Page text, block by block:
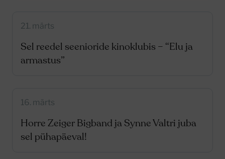
21. märts
Sel reedel seenioride kinoklubis – “Elu ja
armastus”
16. märts
Horre Zeiger Bigband ja Synne Valtri juba
sel pühapäeval!